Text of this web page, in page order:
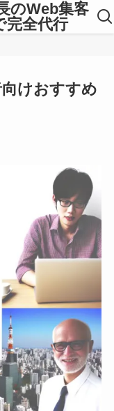
のWeb集客
完全代行
けおすすめ